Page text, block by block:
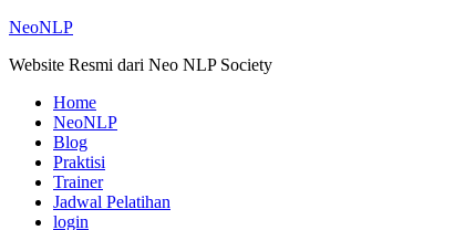
NeoNLP
Website Resmi dari Neo NLP Society
Home
NeoNLP
Blog
Praktisi
Trainer
Jadwal Pelatihan
login